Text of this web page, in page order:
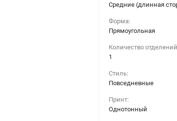
Средние (длинная
Форма:
Прямоугольная
Количество
1
Стиль:
Повседневные
Принт:
Однотонный